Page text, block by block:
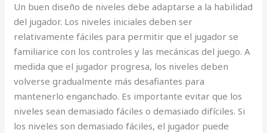
Un buen diseño de niveles debe adaptarse a la habilidad
del jugador. Los niveles iniciales deben ser
relativamente fáciles para permitir que el jugador se
familiarice con los controles y las mecánicas del juego. A
medida que el jugador progresa, los niveles deben
volverse gradualmente más desafiantes para
mantenerlo enganchado. Es importante evitar que los
niveles sean demasiado fáciles o demasiado difíciles. Si
los niveles son demasiado fáciles, el jugador puede